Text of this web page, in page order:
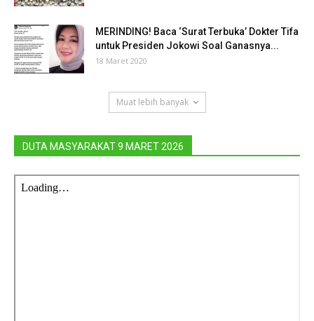
MERINDING! Baca ‘Surat Terbuka’ Dokter Tifa
untuk Presiden Jokowi Soal Ganasnya...
18 Maret 2020
Muat lebih banyak
DUTA MASYARAKAT 9 MARET 2026